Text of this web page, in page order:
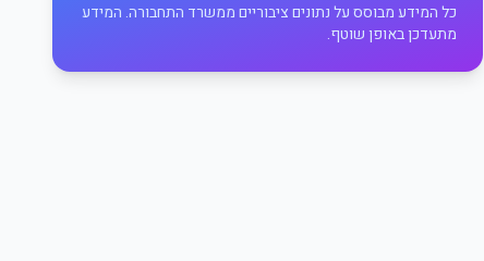
כל המידע מבוסס על נתונים ציבוריים ממשרד התחבורה. המידע
מתעדכן באופן שוטף.